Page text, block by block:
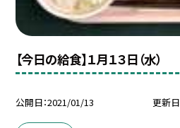
【今日の給食】１月１３日（水）
公開日 2021/01/13 更新日